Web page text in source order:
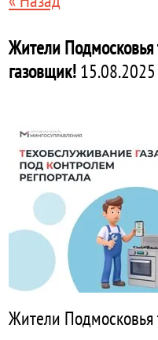
Жители Подмосковья
газовщик!
Жители Подмосковья